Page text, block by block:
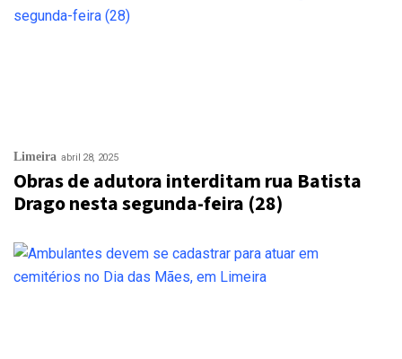
Limeira abril 28, 2025
Obras de adutora interditam rua Batista
Drago nesta segunda-feira (28)